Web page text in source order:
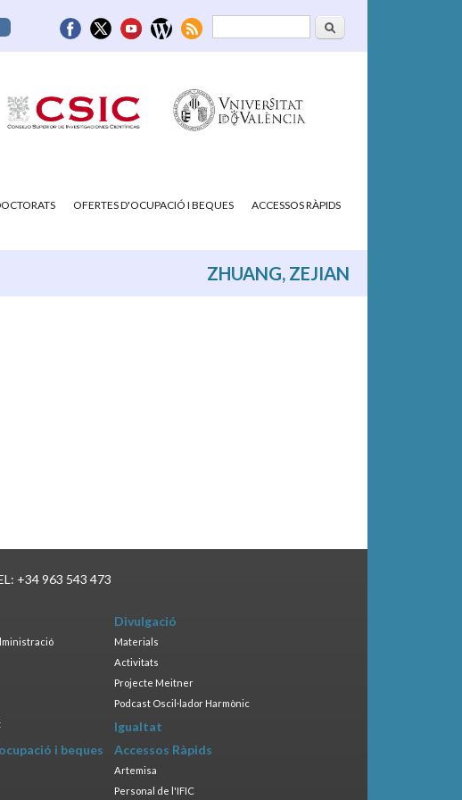
Formulari deCerca
OFERTES D'OCUPACIÓ I BEQUES ACCESSOS RÀPIDS
ZHUANG, ZEJIAN
+34 963 543 473
Divulgació
Materials
Activitats
Projecte Meitner
Podcast Oscil·lador Harmònic
Igualtat
i beques Accessos Ràpids
Artemisa
Personal de l'IFIC